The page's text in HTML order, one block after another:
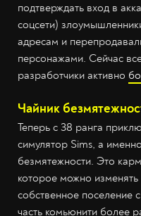
подтверждать вход в
соцсети)
адресам и
персонажами. Сейчас
разработчики активно
Чайник
Теперь с 38 ранга
симулятор Sims, а
безмятежности. Это
которое можно
собственное поселение
часть комьюнити более